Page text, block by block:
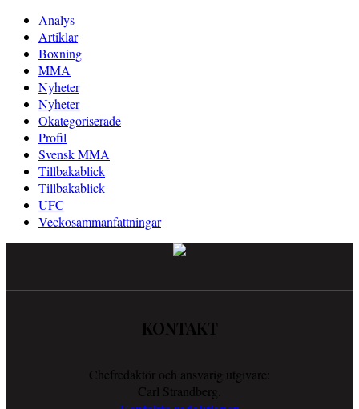
Analys
Artiklar
Boxning
MMA
Nyheter
Nyheter
Okategoriserade
Profil
Svensk MMA
Tillbakablick
Tillbakablick
UFC
Veckosammanfattningar
KONTAKT
Chefredaktör och ansvarig utgivare:
Carl Strandberg.